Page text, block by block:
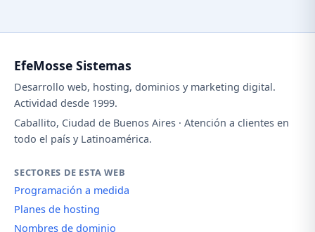
EfeMosse Sistemas
Desarrollo web, hosting, dominios y marketing digital.
Actividad desde 1999.
Caballito, Ciudad de Buenos Aires · Atención a clientes en
todo el país y Latinoamérica.
SECTORES DE ESTA WEB
Programación a medida
Planes de hosting
Nombres de dominio